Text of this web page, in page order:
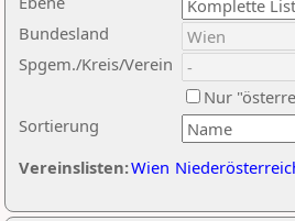
Sortierung
Bundesland
Spgem./Kreis/Verein
Nur
Vereinslisten:Wien